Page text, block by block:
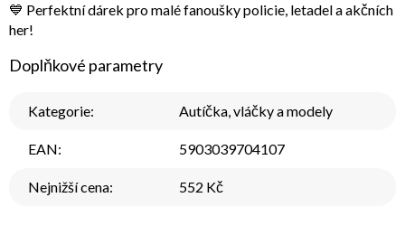
💙 Perfektní dárek pro malé fanoušky policie, letadel a akčních
her!
Doplňkové parametry
Kategorie: Autíčka, vláčky a modely
EAN: 5903039704107
Nejnižší cena: 552 Kč